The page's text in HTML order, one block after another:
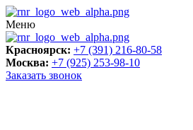
Меню
Красноярск: +7 (391) 216-80-58
Москва: +7 (925) 253-98-10
Заказать звонок